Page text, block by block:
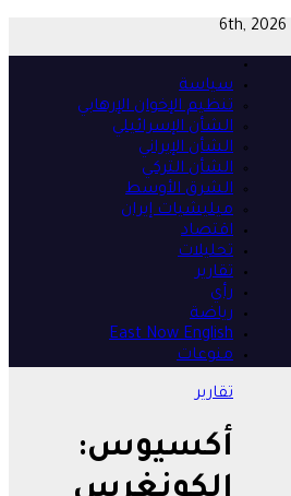
سياسة
تنظيم الإخوان الإرهابي
الشأن الإسرائيلي
الشأن الإيراني
الشأن التركي
الشرق الأوسط
ميليشيات إيران
اقتصاد
تحليلات
تقارير
رأي
رياضة
East Now English
منوعات
تقارير
أكسيوس: